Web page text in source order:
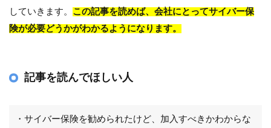
していきます。 この記事を読めば、会社にとってサイバー保
険が必要どうかがわかるようになります。
記事を読んでほしい人
・サイバー保険を勧められたけど、加入すべきかわからな